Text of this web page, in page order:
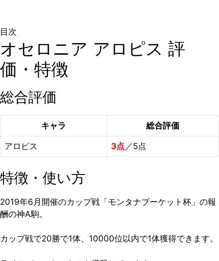
目次
オセロニア アロピス 評
価・特徴
総合評価
キャラ 総合評価
アロピス 3点 ／5点
特徴・使い方
2019年6月開催のカップ戦「モンタナブーケット杯」の報
酬の神A駒。
カップ戦で20勝で1体、10000位以内で1体獲得できます。